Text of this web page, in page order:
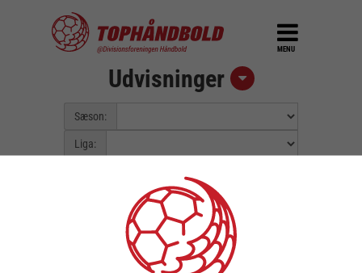
MENU
Udvisninger
Sæson:
Liga:
Kunne ikke finde data for valgt